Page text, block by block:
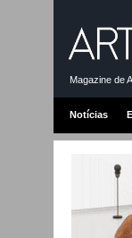
Magazine de
Notícias